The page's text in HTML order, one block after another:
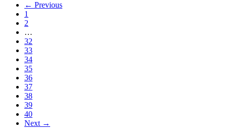
← Previous
1
2
…
32
33
34
35
36
37
38
39
40
Next →